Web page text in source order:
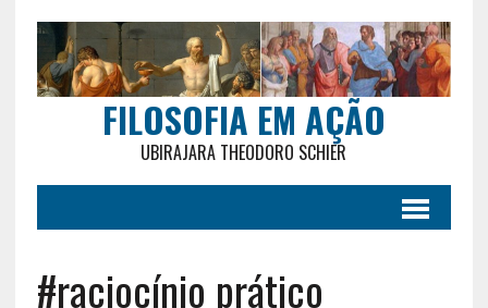
FILOSOFIA EM AÇÃO
UBIRAJARA THEODORO SCHIER
#raciocínio prático